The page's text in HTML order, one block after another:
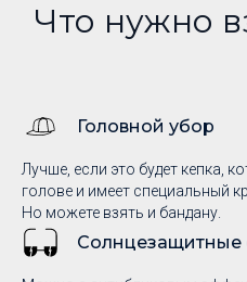
Что нужно
Головной убор
Лучше, если это будет кепка,
голове и имеет специальный
Но можете взять и бандану.
Солнцезащитные